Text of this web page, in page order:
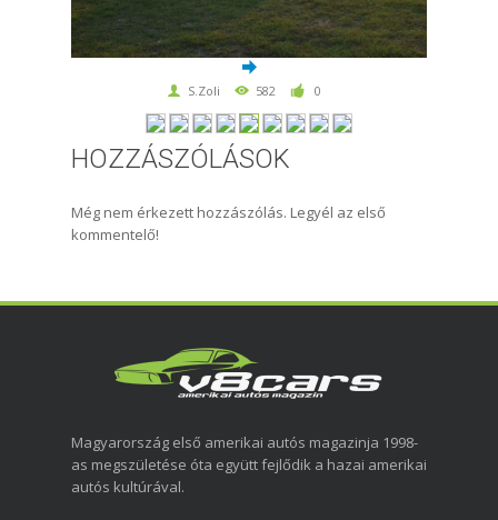
S.Zoli 582 0
HOZZÁSZÓLÁSOK
Még nem érkezett hozzászólás. Legyél az első
kommentelő!
Magyarország első amerikai autós magazinja 1998-
as megszületése óta együtt fejlődik a hazai amerikai
autós kultúrával.